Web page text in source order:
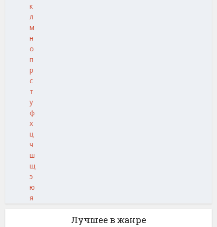
к
л
м
н
о
п
р
с
т
у
ф
х
ц
ч
ш
щ
э
ю
я
Лучшее в жанре